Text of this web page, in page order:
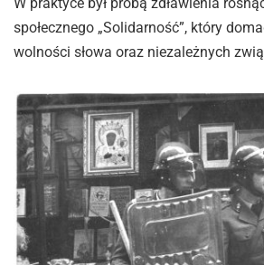
społecznego „Solidarność”, który
wolności słowa oraz niezależnych